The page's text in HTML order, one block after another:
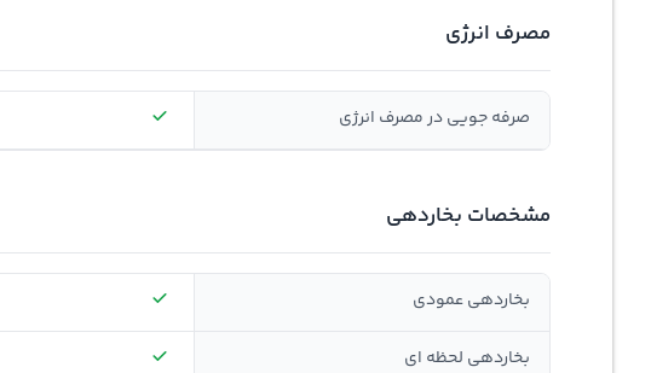
مصرف انرژی
صرفه جویی در مصرف انرژی
مشخصات بخاردهی
بخاردهی عمودی
بخاردهی لحظه ای